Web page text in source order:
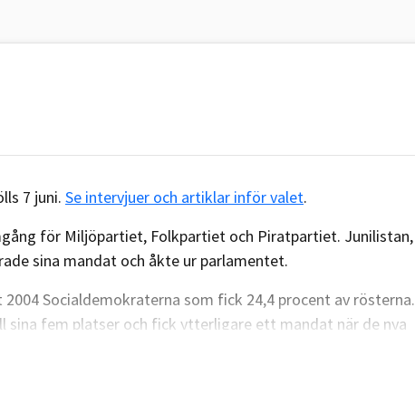
7 juni. Se intervjuer och artiklar inför valet.
för Miljöpartiet, Folkpartiet och Piratpartiet. Junilistan,
sina mandat och åkte ur parlamentet.
Socialdemokraterna som fick 24,4 procent av rösterna.
sina fem platser och fick ytterligare ett mandat när de nya
gick fram något till 18,8 procent och behöll sina fyra